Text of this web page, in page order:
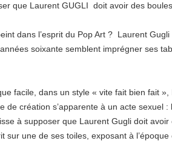
que Laurent GUGLI doit avoir des
dans l’esprit du Pop Art ? Laurent
soixante semblent imprégner ses
facile, dans un style « vite fait bien fait
de création s’apparente à un acte sexuel
à supposer que Laurent Gugli doit
sur une de ses toiles, exposant à